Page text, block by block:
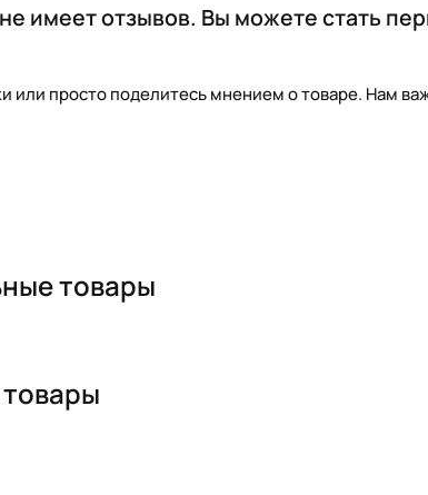
имеет отзывов. Вы можете стать
или просто поделитесь мнением о товаре. Нам
товары